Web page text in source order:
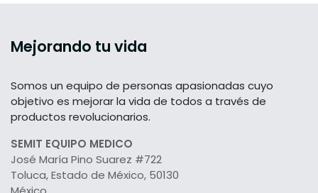
Mejorando tu vida
Somos un equipo de personas apasionadas cuyo
objetivo es mejorar la vida de todos a través de
productos revolucionarios.
SEMIT EQUIPO MEDICO
José María Pino Suarez #722
Toluca, Estado de México, 50130